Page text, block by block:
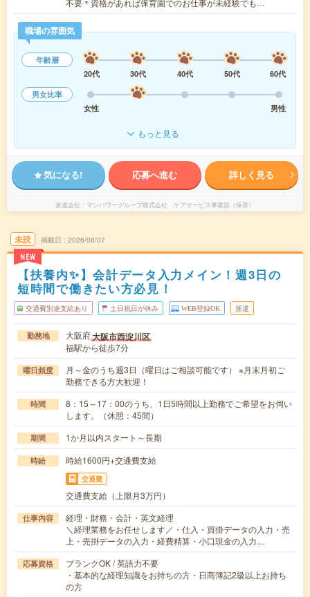
不要＊資格があれば保育園でのお仕事が未経験でも…
職場の雰囲気
年齢層
20代
30代 40代 50代
60代
男女比率
女性
男性
もっと見る
気になる! 応募へ進む 詳しく見る
派遣会社 マンパワーグループ株式会社 ケアサービス事業部（保育）
未読
NEW
掲載日 2026/08/07
【扶養内✨】会計データ入力メイン！週3日の
短時間で働きたい方必見！
交通費別途支給あり 土日祝日が休み WEB登録OK 派遣
勤務地 大阪府大阪市西淀川区
福駅から徒歩7分
曜日頻度
月～金のうち週3日（曜日はご相談可能です） ※月末月初ご
勤務できる方大歓迎！
時間
8：15～17：00のうち、1日5時間以上勤務でご希望をお伺い
します。（休憩：45間）
期間 1か月以内スタート～長期
時給 時給1600円+交通費支給
交通費
交通費支給（上限月3万円）
仕事内容
経理・財務・会計・英文経理
＼経理業務をお任せします／・仕入・買掛データの入力・売
上・売掛データの入力・経費精算・小口現金の入力…
応募資格
ブランクOK / 英語力不要
・基本的な経理知識をお持ちの方・日商簿記2級以上お持ち
の方